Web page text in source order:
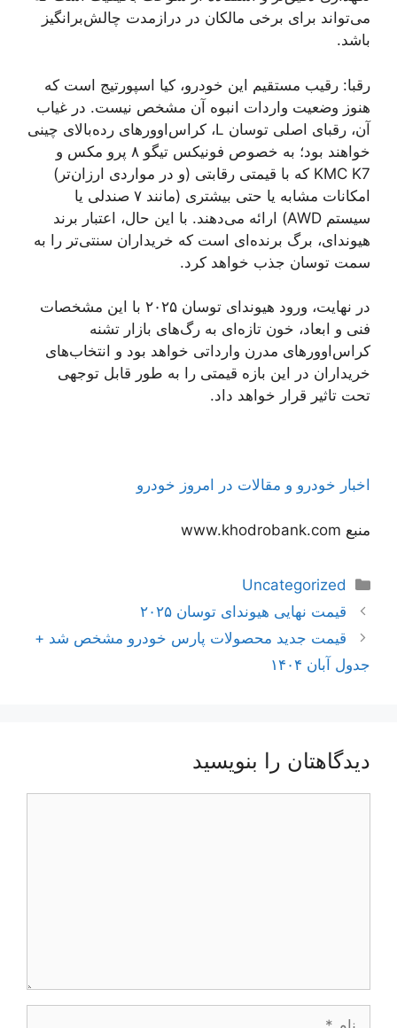
می‌تواند برای برخی مالکان در درازمدت چالش‌برانگیز
باشد.
رقبا: رقیب مستقیم این خودرو، کیا اسپورتیج است که
هنوز وضعیت واردات انبوه آن مشخص نیست. در غیاب
آن، رقبای اصلی توسان L، کراس‌اوورهای رده‌بالای چینی
خواهند بود؛ به خصوص فونیکس تیگو ۸ پرو مکس و
KMC K7 که با قیمتی رقابتی (و در مواردی ارزان‌تر)
امکانات مشابه یا حتی بیشتری (مانند ۷ صندلی یا
سیستم AWD) ارائه می‌دهند. با این حال، اعتبار برند
هیوندای، برگ برنده‌ای است که خریداران سنتی‌تر را به
سمت توسان جذب خواهد کرد.
در نهایت، ورود هیوندای توسان ۲۰۲۵ با این مشخصات
فنی و ابعاد، خون تازه‌ای به رگ‌های بازار تشنه
کراس‌اوورهای مدرن وارداتی خواهد بود و انتخاب‌های
خریداران در این بازه قیمتی را به طور قابل توجهی
تحت تاثیر قرار خواهد داد.
اخبار خودرو و مقالات در امروز خودرو
منبع www.khodrobank.com
دسته‌ها
Uncategorized
ناوبری
نوشته‌ها
قیمت نهایی هیوندای توسان ۲۰۲۵
قیمت جدید محصولات پارس خودرو مشخص شد +
جدول آبان ۱۴۰۴
دیدگاهتان را بنویسید